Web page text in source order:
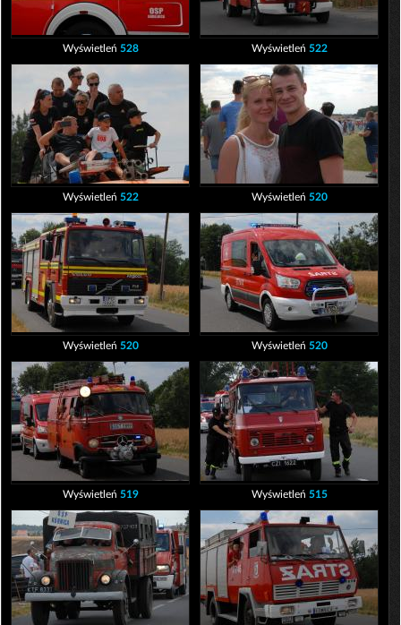
Wyświetleń 528 Wyświetleń 522
Wyświetleń 522 Wyświetleń 520
Wyświetleń 520 Wyświetleń 520
Wyświetleń 519 Wyświetleń 515